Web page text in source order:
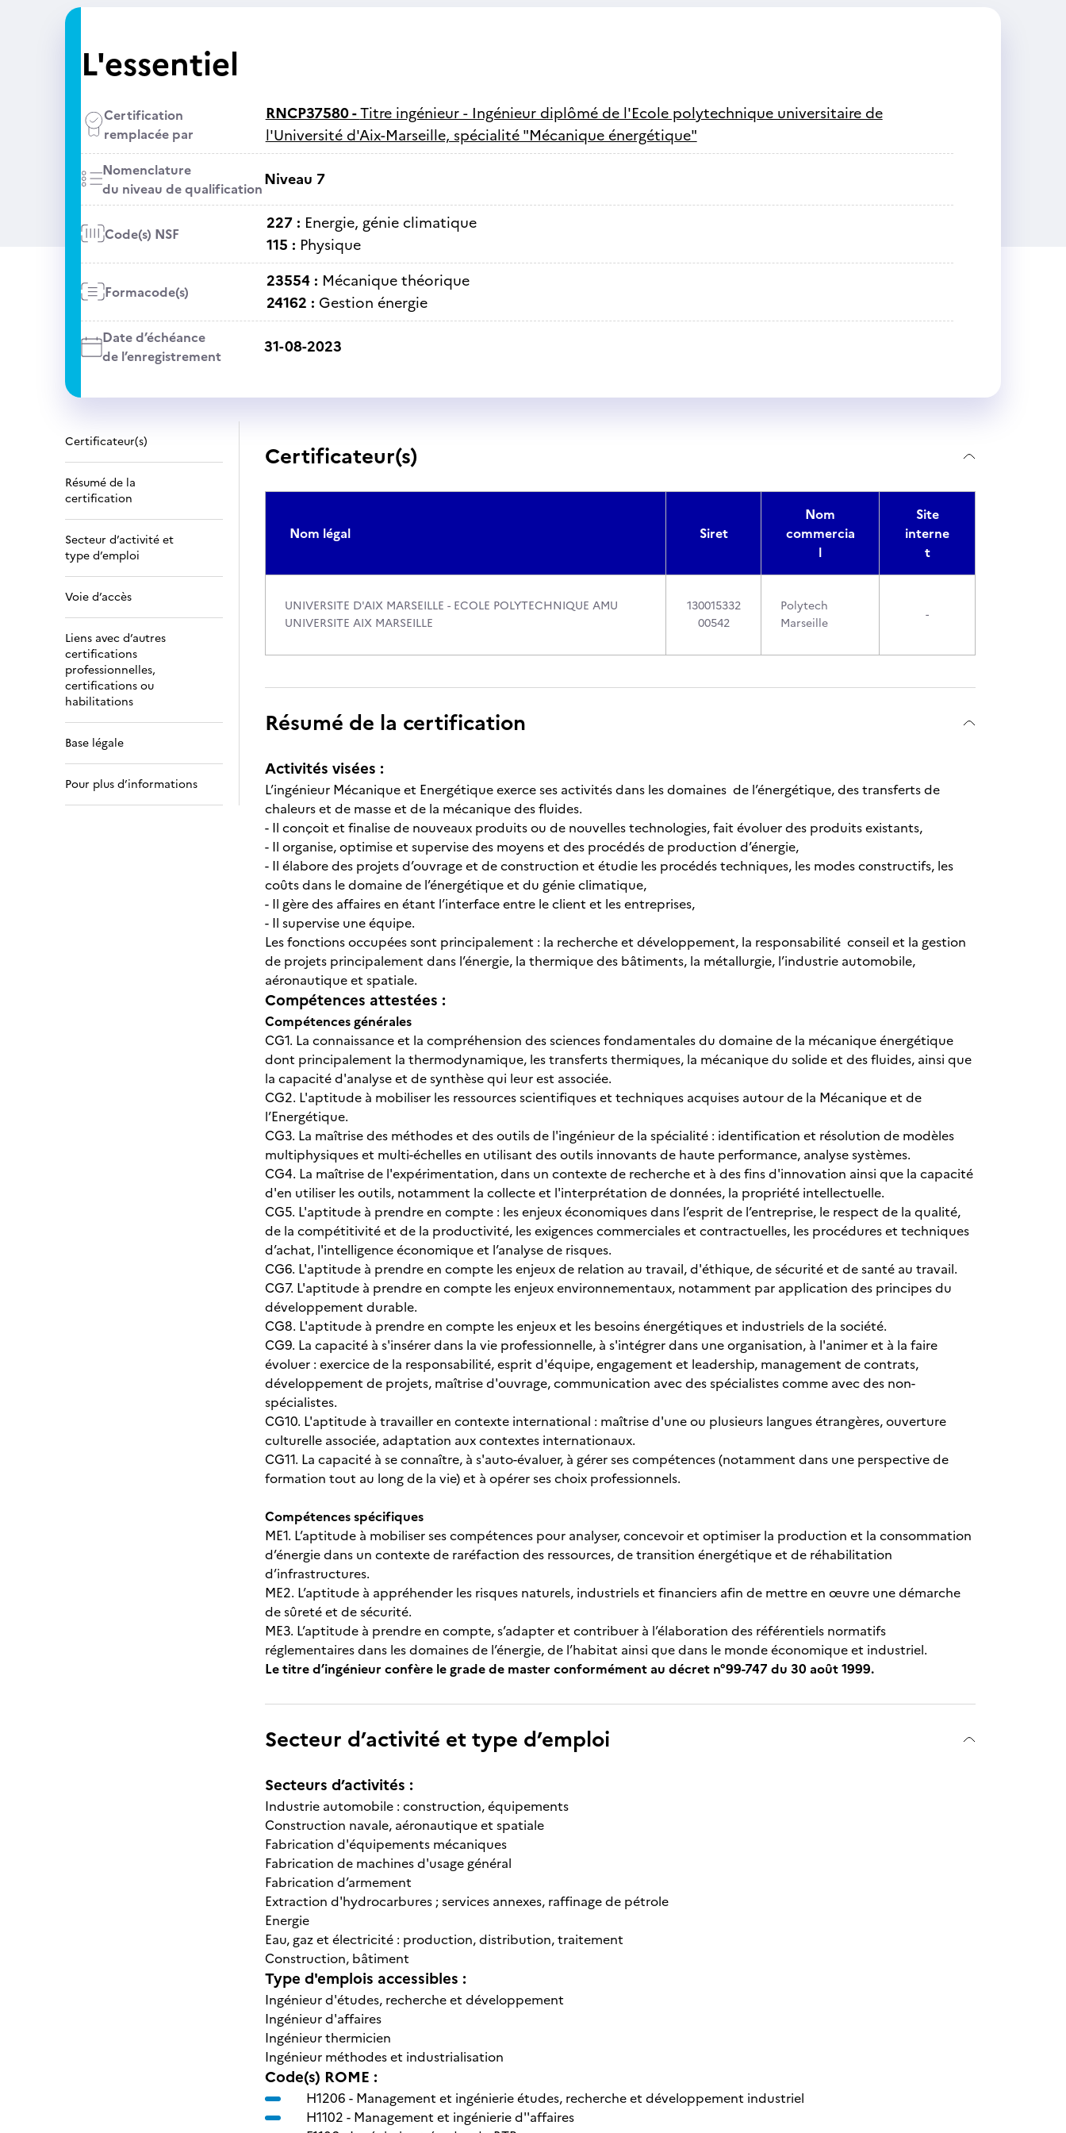
L'essentiel
Certification
remplacée par
RNCP37580 -Titre ingénieur - Ingénieur diplômé de l'Ecole polytechnique universitaire de
l'Université d'Aix-Marseille, spécialité "Mécanique énergétique"
Nomenclature
du niveau de qualificationNiveau 7
Code(s) NSF
227 : Energie, génie climatique
115 : Physique
Formacode(s)
23554 : Mécanique théorique
24162 : Gestion énergie
Date d’échéance
de l’enregistrement
31-08-2023
Certificateur(s)
Résumé de la
certification
Secteur d’activité et
type d’emploi
Voie d’accès
Liens avec d’autres
certifications
professionnelles,
certifications ou
habilitations
Base légale
Pour plus d’informations
Certificateur(s)
Nom légal Siret
Nom
commercia
l
Site
interne
t
UNIVERSITE D'AIX MARSEILLE - ECOLE POLYTECHNIQUE AMU
UNIVERSITE AIX MARSEILLE
130015332
00542
Polytech
Marseille
-
Résumé de la certification
Activités visées :
L’ingénieur Mécanique et Energétique exerce ses activités dans les domaines de l’énergétique, des transferts de
chaleurs et de masse et de la mécanique des fluides.
- Il conçoit et finalise de nouveaux produits ou de nouvelles technologies, fait évoluer des produits existants,
- Il organise, optimise et supervise des moyens et des procédés de production d’énergie,
- Il élabore des projets d’ouvrage et de construction et étudie les procédés techniques, les modes constructifs, les
coûts dans le domaine de l’énergétique et du génie climatique,
- Il gère des affaires en étant l’interface entre le client et les entreprises,
- Il supervise une équipe.
Les fonctions occupées sont principalement : la recherche et développement, la responsabilité conseil et la gestion
de projets principalement dans l’énergie, la thermique des bâtiments, la métallurgie, l’industrie automobile,
aéronautique et spatiale.
Compétences attestées :
Compétences générales
CG1. La connaissance et la compréhension des sciences fondamentales du domaine de la mécanique énergétique
dont principalement la thermodynamique, les transferts thermiques, la mécanique du solide et des fluides, ainsi que
la capacité d'analyse et de synthèse qui leur est associée.
CG2. L'aptitude à mobiliser les ressources scientifiques et techniques acquises autour de la Mécanique et de
l’Energétique.
CG3. La maîtrise des méthodes et des outils de l'ingénieur de la spécialité : identification et résolution de modèles
multiphysiques et multi-échelles en utilisant des outils innovants de haute performance, analyse systèmes.
CG4. La maîtrise de l'expérimentation, dans un contexte de recherche et à des fins d'innovation ainsi que la capacité
d'en utiliser les outils, notamment la collecte et l'interprétation de données, la propriété intellectuelle.
CG5. L'aptitude à prendre en compte : les enjeux économiques dans l’esprit de l’entreprise, le respect de la qualité,
de la compétitivité et de la productivité, les exigences commerciales et contractuelles, les procédures et techniques
d’achat, l'intelligence économique et l’analyse de risques.
CG6. L'aptitude à prendre en compte les enjeux de relation au travail, d'éthique, de sécurité et de santé au travail.
CG7. L'aptitude à prendre en compte les enjeux environnementaux, notamment par application des principes du
développement durable.
CG8. L'aptitude à prendre en compte les enjeux et les besoins énergétiques et industriels de la société.
CG9. La capacité à s'insérer dans la vie professionnelle, à s'intégrer dans une organisation, à l'animer et à la faire
évoluer : exercice de la responsabilité, esprit d'équipe, engagement et leadership, management de contrats,
développement de projets, maîtrise d'ouvrage, communication avec des spécialistes comme avec des non-
spécialistes.
CG10. L'aptitude à travailler en contexte international : maîtrise d'une ou plusieurs langues étrangères, ouverture
culturelle associée, adaptation aux contextes internationaux.
CG11. La capacité à se connaître, à s'auto-évaluer, à gérer ses compétences (notamment dans une perspective de
formation tout au long de la vie) et à opérer ses choix professionnels.
Compétences spécifiques
ME1. L’aptitude à mobiliser ses compétences pour analyser, concevoir et optimiser la production et la consommation
d’énergie dans un contexte de raréfaction des ressources, de transition énergétique et de réhabilitation
d’infrastructures.
ME2. L’aptitude à appréhender les risques naturels, industriels et financiers afin de mettre en œuvre une démarche
de sûreté et de sécurité.
ME3. L’aptitude à prendre en compte, s’adapter et contribuer à l’élaboration des référentiels normatifs
réglementaires dans les domaines de l’énergie, de l’habitat ainsi que dans le monde économique et industriel.
Le titre d’ingénieur confère le grade de master conformément au décret n°99-747 du 30 août 1999.
Secteur d’activité et type d’emploi
Secteurs d’activités :
Industrie automobile : construction, équipements
Construction navale, aéronautique et spatiale
Fabrication d'équipements mécaniques
Fabrication de machines d'usage général
Fabrication d’armement
Extraction d'hydrocarbures ; services annexes, raffinage de pétrole
Energie
Eau, gaz et électricité : production, distribution, traitement
Construction, bâtiment
Type d'emplois accessibles :
Ingénieur d'études, recherche et développement
Ingénieur d'affaires
Ingénieur thermicien
Ingénieur méthodes et industrialisation
Code(s) ROME :
H1206 - Management et ingénierie études, recherche et développement industriel
H1102 - Management et ingénierie d''affaires